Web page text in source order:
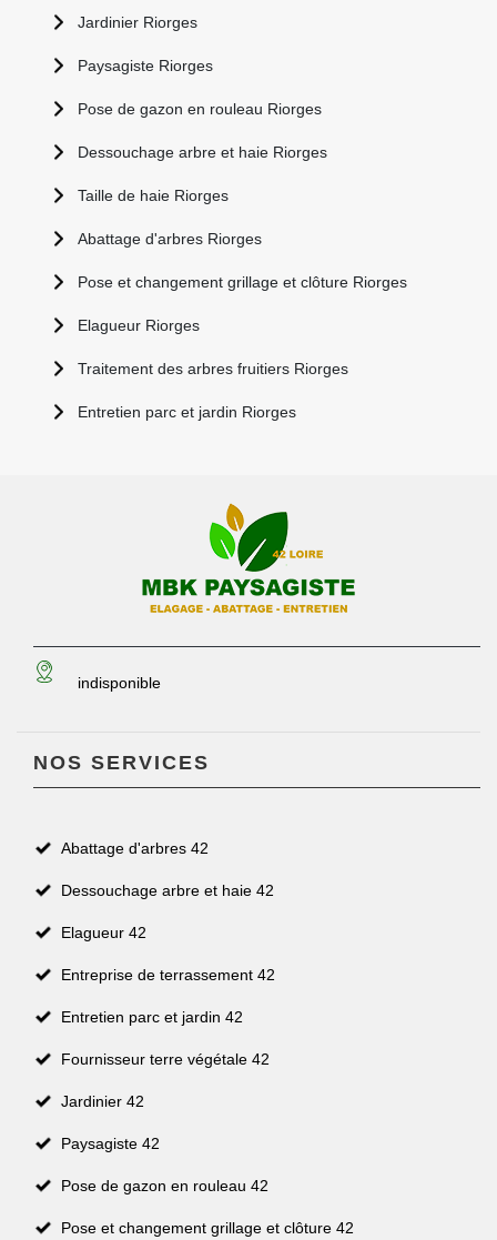
Jardinier Riorges
Paysagiste Riorges
Pose de gazon en rouleau Riorges
Dessouchage arbre et haie Riorges
Taille de haie Riorges
Abattage d'arbres Riorges
Pose et changement grillage et clôture Riorges
Elagueur Riorges
Traitement des arbres fruitiers Riorges
Entretien parc et jardin Riorges
indisponible
NOS SERVICES
Abattage d'arbres 42
Dessouchage arbre et haie 42
Elagueur 42
Entreprise de terrassement 42
Entretien parc et jardin 42
Fournisseur terre végétale 42
Jardinier 42
Paysagiste 42
Pose de gazon en rouleau 42
Pose et changement grillage et clôture 42